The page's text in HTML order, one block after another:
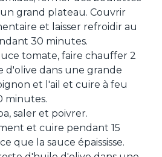
grand plateau. Couvrir
et laisser refroidir au
30 minutes.
tomate, faire chauffer 2
d'olive dans une grande
et l'ail et cuire à feu
minutes.
saler et poivrer.
et cuire pendant 15
que la sauce épaississe.